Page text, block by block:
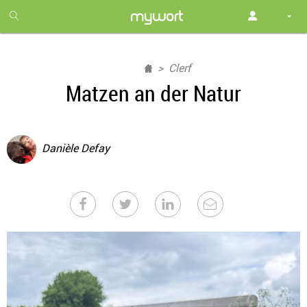
month
free
Clerf
Matzen an der Natur
Danièle Defay